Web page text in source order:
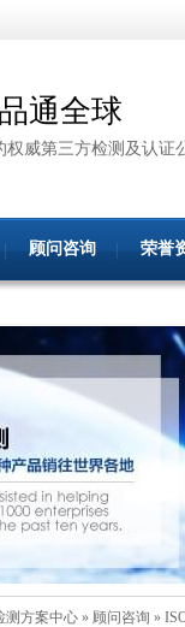
通全球
权威第三方检测及认证
顾问咨询 荣誉
测方案中心 » 顾问咨询 »